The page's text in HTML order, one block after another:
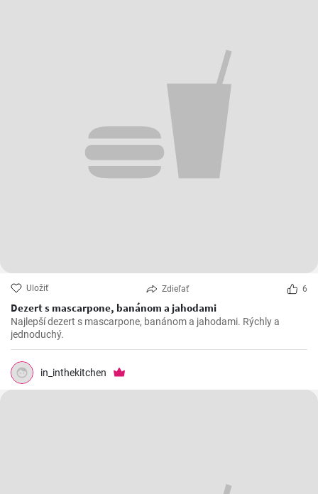
Uložiť Zdieľať 6
Dezert s mascarpone, banánom a jahodami
Najlepší dezert s mascarpone, banánom a jahodami. Rýchly a
jednoduchý.
in_inthekitchen